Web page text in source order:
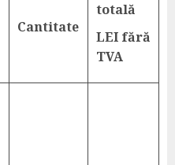
Cantitate
totală
LEI fără
TVA